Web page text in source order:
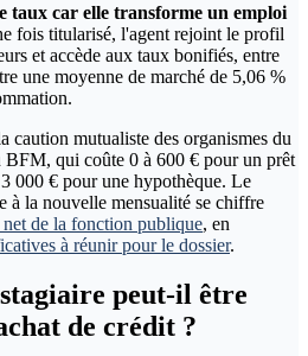
taux car elle transforme un emploi
fois titularisé, l'agent rejoint le profil
et accède aux taux bonifiés, entre
une moyenne de marché de 5,06 %
caution mutualiste des organismes du
qui coûte 0 à 600 € pour un prêt
000 € pour une hypothèque. Le
à la nouvelle mensualité se chiffre
de la fonction publique, en
à réunir pour le dossier.
peut-il être
de crédit ?